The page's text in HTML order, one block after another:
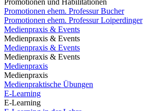
Promotionen und Habilitationen
Promotionen ehem. Professur Bucher
Promotionen ehem. Professur Loiperdinger
Medienpraxis & Events
Medienpraxis & Events
Medienpraxis & Events
Medienpraxis & Events
Medienpraxis
Medienpraxis
Medienpraktische Übungen
E-Learning
E-Learning